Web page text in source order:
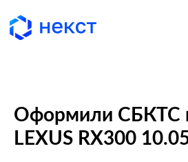
Оформили СБКТС
LEXUS RX300